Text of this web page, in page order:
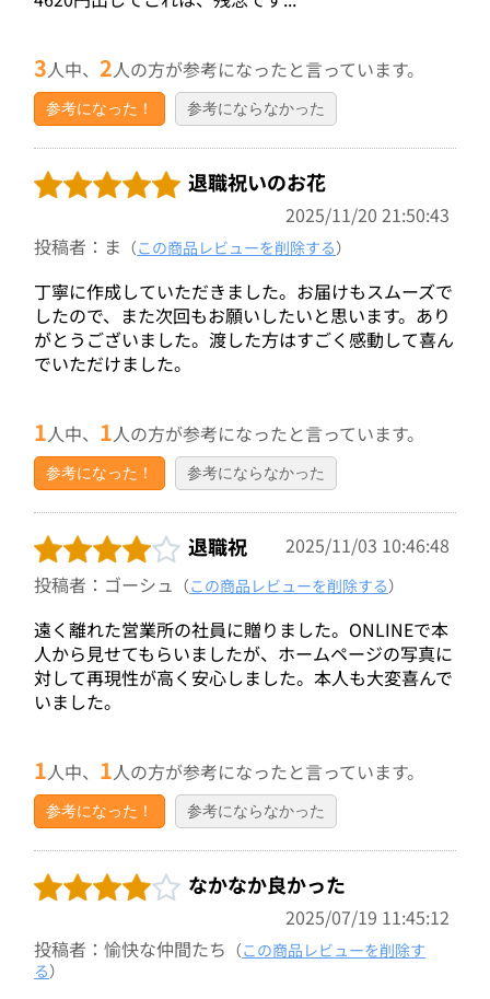
3人中、 2人の方が参考になったと言っています。
参考になった！ 参考にならなかった
退職祝いのお花
2025/11/20 21:50:43
投稿者：ま （この商品レビューを削除する）
丁寧に作成していただきました。お届けもスムーズで
したので、また次回もお願いしたいと思います。あり
がとうございました。渡した方はすごく感動して喜ん
でいただけました。
1人中、 1人の方が参考になったと言っています。
参考になった！ 参考にならなかった
退職祝
2025/11/03 10:46:48
投稿者：ゴーシュ （この商品レビューを削除する）
遠く離れた営業所の社員に贈りました。ONLINEで本
人から見せてもらいましたが、ホームページの写真に
対して再現性が高く安心しました。本人も大変喜んで
いました。
1人中、 1人の方が参考になったと言っています。
参考になった！ 参考にならなかった
なかなか良かった
2025/07/19 11:45:12
投稿者：愉快な仲間たち （この商品レビューを削除す
る）